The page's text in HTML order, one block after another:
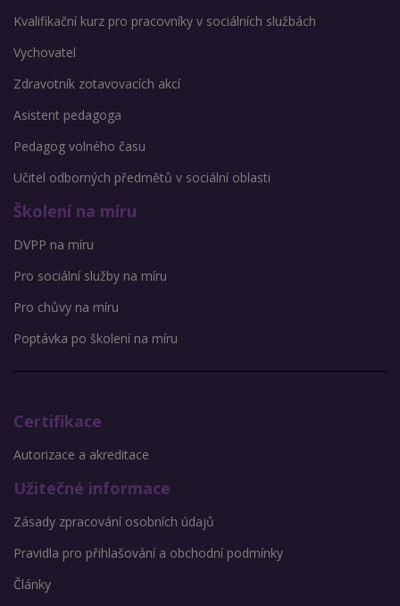
Kvalifikační kurz pro pracovníky v sociálních službách
Vychovatel
Zdravotník zotavovacích akcí
Asistent pedagoga
Pedagog volného času
Učitel odborných předmětů v sociální oblasti
Školení na míru
DVPP na míru
Pro sociální služby na míru
Pro chůvy na míru
Poptávka po školení na míru
Certifikace
Autorizace a akreditace
Užitečné informace
Zásady zpracování osobních údajů
Pravidla pro přihlašování a obchodní podmínky
Články